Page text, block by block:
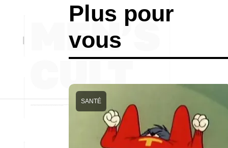
Plus pour
vous
SANTÉ